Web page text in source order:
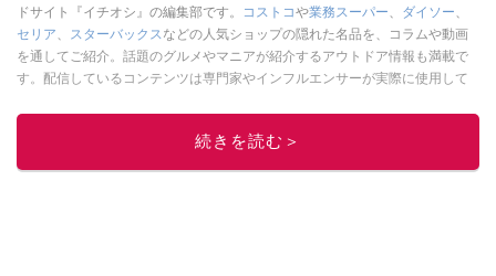
ドサイト『イチオシ』の編集部です。
コストコや業務スーパー、 ダイソー、
セリア、 スターバックスなどの人気ショップの隠れた名品を、コラムや動画
を通してご紹介。話題のグルメやマニアが紹介するアウトドア情報も満載で
す。配信しているコンテンツは専門家やインフルエンサーが実際に使用して
ニュースでフォロー
続きを読む＞